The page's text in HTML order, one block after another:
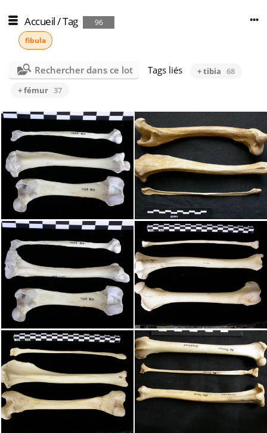
Accueil/Tag
96
fibula
Rechercher dans ce lot Tags liés + tibia 68
+ fémur 37